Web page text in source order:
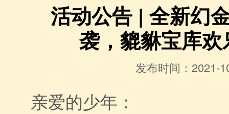
活动公告 | 全新幻
袭，貔貅宝库
发布时间：2021-
亲爱的少年：